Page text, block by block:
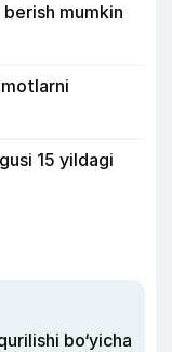
mumkin
15 yildagi
bo‘yicha